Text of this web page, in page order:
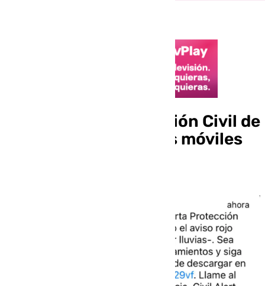
La alarma de Protección Civil de
ES-Alert suena en los móviles